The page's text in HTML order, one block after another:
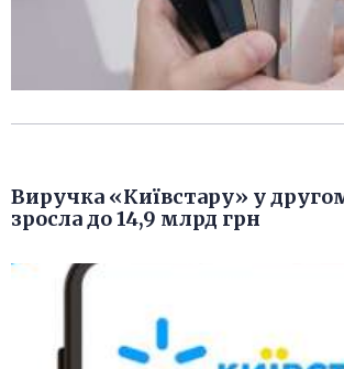
Виручка «Київстару» у
зросла до 14,9 млрд грн